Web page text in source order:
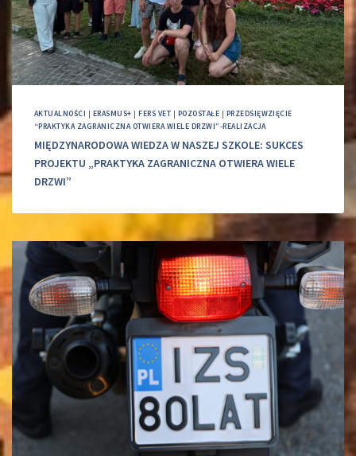
AKTUALNOŚCI | ERASMUS+ |FERS VET | POZOSTAŁE | PRZEDSIĘWZIĘCIE
“PRAKTYKA ZAGRANICZNA OTWIERA WIELE DRZWI”-REALIZACJA
MIĘDZYNARODOWA WIEDZA W NASZEJ SZKOLE: SUKCES
PROJEKTU „PRAKTYKA ZAGRANICZNA OTWIERA WIELE
DRZWI”